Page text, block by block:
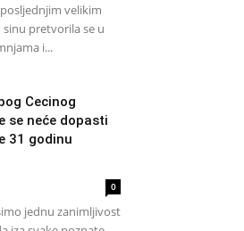
velikim
pretvorila se u
i...
Cecinog
se neće dopasti
31 godinu
0
jednu zanimljivost